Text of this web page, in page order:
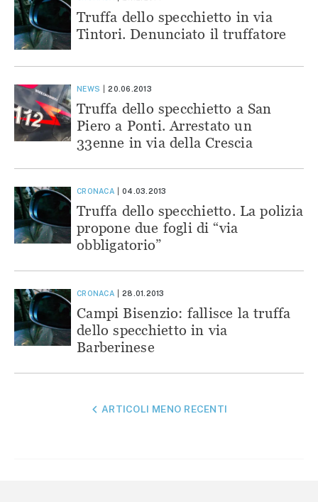
Truffa dello specchietto in via
Tintori. Denunciato il truffatore
NEWS 20.06.2013
Truffa dello specchietto a San
Piero a Ponti. Arrestato un
33enne in via della Crescia
CRONACA 04.03.2013
Truffa dello specchietto. La polizia
propone due fogli di “via
obbligatorio”
CRONACA 28.01.2013
Campi Bisenzio: fallisce la truffa
dello specchietto in via
Barberinese
NAVIGAZIONEARTICOLI MENO RECENTI